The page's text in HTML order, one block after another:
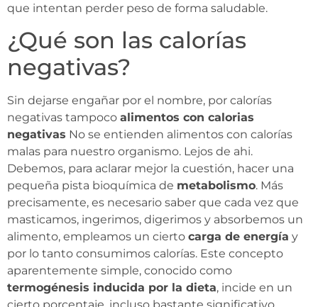
que intentan perder peso de forma saludable.
¿Qué son las calorías
negativas?
Sin dejarse engañar por el nombre, por calorías
negativas tampoco alimentos con calorias
negativas No se entienden alimentos con calorías
malas para nuestro organismo. Lejos de ahi.
Debemos, para aclarar mejor la cuestión, hacer una
pequeña pista bioquímica de metabolismo. Más
precisamente, es necesario saber que cada vez que
masticamos, ingerimos, digerimos y absorbemos un
alimento, empleamos un cierto carga de energía y
por lo tanto consumimos calorías. Este concepto
aparentemente simple, conocido como
termogénesis inducida por la dieta, incide en un